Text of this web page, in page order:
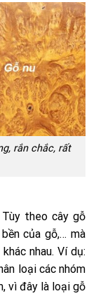
rắn chắc, rất
Tùy theo cây gỗ
của gỗ,… mà
nhau. Ví dụ:
loại các nhóm
vì đây là loại gỗ